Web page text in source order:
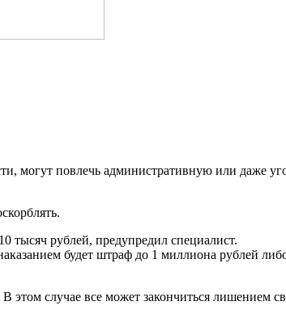
могут повлечь административную или даже
тысяч рублей, предупредил специалист.
будет штраф до 1 миллиона рублей
случае все может закончиться лишением